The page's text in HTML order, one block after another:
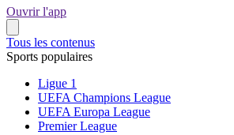
Ouvrir l'app
Tous les contenus
Sports populaires
Ligue 1
UEFA Champions League
UEFA Europa League
Premier League